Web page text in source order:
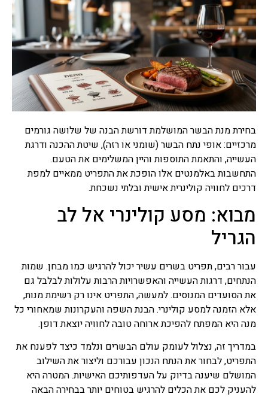
ראשית כל רצוי לפנות ליעוץ
משכנתא, ביעוץ שכזה יינתנו
האופציות הטובות ביותר של
רוב סוגי משכנתאות שקיימות.
ייעוץ משכנתאות
בשנים האחרונות רבים פונים
לייעוץ משכנתאות לפני ביצוע
משכנתא, יועץ משכנתאות
להתמודד עם שוק המשכנתאות
המשוכלל והמסורבל עם מגוון
האפשריות, המסלולים,
הריביות, לעזור להתאים את
המשכנתא ליכולות ולייצג
אותם מול נציגי הבנקים.
ביטוח משכנתא
נותנים משכנתא, ביטוח
משכנתא שכזה נועד בסופו של
עניין לבטח ולהבטיח שהחזר
ההלוואה יהיה כסדרה ויופעל
כאשר יגרם נזק למבנה הנכס
ולעתים כאשר אחד מהלווים
נפטר ובעקבות כך יש חשש
להמשך החזר ההלוואה.
מחשבון משכנתא
אתם בהליך של קניית נכס
בחירת מנת הבשר המושלמת דורשת הבנה של שלושה גורמים
מרכזיים: אופי נתח הבשר (שומני או רזה), שיטת ההכנה ודרגת
העשייה, והתאמת התוספות והיין המשלימים את הטעם.
התחשבות באלמנטים אלו הופכת את התפריט ממאיים למפת
דרכים לחוויה קולינרית אישית ובלתי נשכחת.
מבוא: מסע קולינרי אל לב
הגריל
עבור רבים, תפריט בשרים עשיר יכול להרגיש כמו מבחן. שמות
הנתחים, דרגות העשייה והאפשרויות הרבות עלולות לבלבל גם
את הסועדים המנוסים. למעשה, התפריט אינו רק רשימת מנות,
אלא הזמנה למסע קולינרי. הבנת השפה והעקרונות שמאחורי כל
מנה היא המפתח להפיכת ארוחה טובה לחוויה יוצאת דופן.
במדריך זה, נצלול לעומק עולם הבשרים ונלמד כיצד לפענח את
התפריט, לבחור את הנתח הנכון עבורכם וליצור את השילוב
המושלם שיענה בדיוק על העדפותיכם האישיות. המטרה היא
להעניק לכם את הכלים להרגיש בטוחים יותר בבחירה הבאה